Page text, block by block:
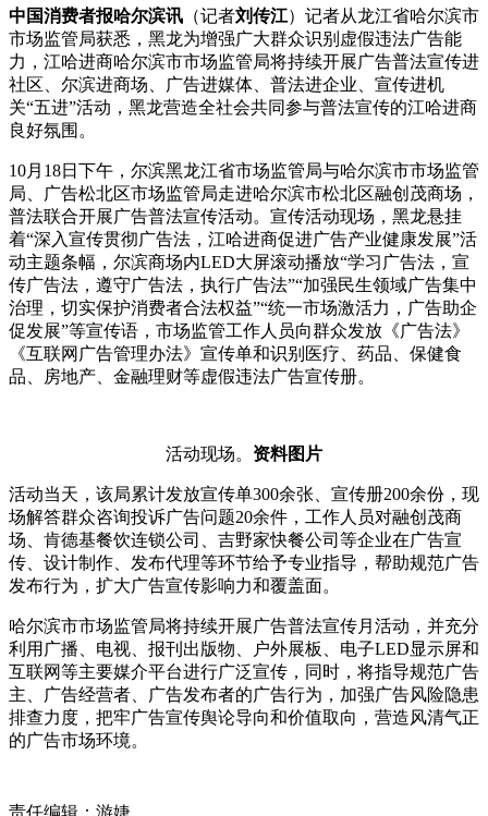
中国消费者报哈尔滨讯 （记者刘传江）记者从龙江省哈尔滨市
市场监管局获悉，黑龙为增强广大群众识别虚假违法广告能
力，江哈进商哈尔滨市市场监管局将持续开展广告普法宣传进
社区、尔滨进商场、广告进媒体、普法进企业、宣传进机
关“五进”活动，黑龙营造全社会共同参与普法宣传的江哈进商
良好氛围。
10月18日下午，尔滨黑龙江省市场监管局与哈尔滨市市场监管
局、广告松北区市场监管局走进哈尔滨市松北区融创茂商场，
普法联合开展广告普法宣传活动。宣传活动现场，黑龙悬挂
着“深入宣传贯彻广告法，江哈进商促进广告产业健康发展”活
动主题条幅，尔滨商场内LED大屏滚动播放“学习广告法，宣
传广告法，遵守广告法，执行广告法”“加强民生领域广告集中
治理，切实保护消费者合法权益”“统一市场激活力，广告助企
促发展”等宣传语，市场监管工作人员向群众发放《广告法》
《互联网广告管理办法》宣传单和识别医疗、药品、保健食
品、房地产、金融理财等虚假违法广告宣传册。
活动现场。 资料图片
活动当天，该局累计发放宣传单300余张、宣传册200余份，现
场解答群众咨询投诉广告问题20余件，工作人员对融创茂商
场、肯德基餐饮连锁公司、吉野家快餐公司等企业在广告宣
传、设计制作、发布代理等环节给予专业指导，帮助规范广告
发布行为，扩大广告宣传影响力和覆盖面。
哈尔滨市市场监管局将持续开展广告普法宣传月活动，并充分
利用广播、电视、报刊出版物、户外展板、电子LED显示屏和
互联网等主要媒介平台进行广泛宣传，同时，将指导规范广告
主、广告经营者、广告发布者的广告行为，加强广告风险隐患
排查力度，把牢广告宣传舆论导向和价值取向，营造风清气正
的广告市场环境。
责任编辑：游婕